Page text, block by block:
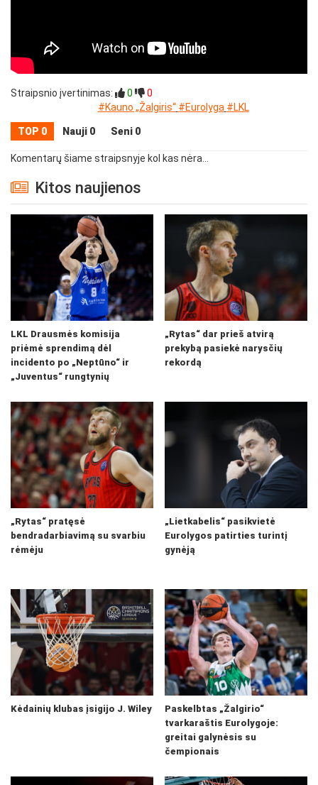
Straipsnio įvertinimas: 0
0
#Kauno „Žalgiris“ #Eurolyga #LKL
TOP 0 Nauji 0 Seni 0
Komentarų šiame straipsnyje kol kas nėra...
Kitos naujienos
LKL Drausmės komisija
priėmė sprendimą dėl
incidento po „Neptūno“ ir
„Juventus“ rungtynių
„Rytas“ dar prieš atvirą
prekybą pasiekė narysčių
rekordą
„Rytas“ pratęsė
bendradarbiavimą su svarbiu
rėmėju
„Lietkabelis“ pasikvietė
Eurolygos patirties turintį
gynėją
Kėdainių klubas įsigijo J. Wiley
Paskelbtas „Žalgirio“
tvarkaraštis Eurolygoje:
greitai galynėsis su
čempionais